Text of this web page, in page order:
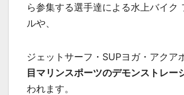
ら参集する選手達による水上バイク
ルや、
ジェットサーフ・SUPヨガ・アクア
目マリンスポーツのデモンストレー
われます。